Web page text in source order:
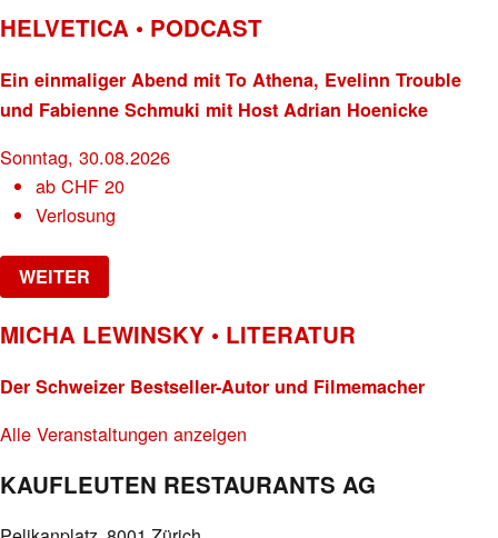
HELVETICA • PODCAST
Ein einmaliger Abend mit To Athena, Evelinn Trouble
und Fabienne Schmuki mit Host Adrian Hoenicke
Sonntag, 30.08.2026
abCHF 20
Verlosung
WEITER
MICHA LEWINSKY • LITERATUR
Der Schweizer Bestseller-Autor und Filmemacher
Alle Veranstaltungen anzeigen
KAUFLEUTEN RESTAURANTS AG